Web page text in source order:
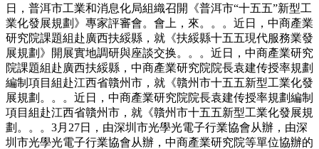
日，普洱市工業和消息化局組織召開《普洱市“十五五”新型工
業化發展規劃》專家評審會。會上，來。。。近日，中商產業
研究院課題組赴廣西扶綏縣，就《扶綏縣十五五現代服務業發
展規劃》開展實地調研與座談交换。。。近日，中商產業研究
院課題組赴廣西扶綏縣，中商產業研究院院長袁建传授率規劃
編制項目組赴江西省贛州市，就《贛州市十五五新型工業化發
展規劃。。。近日，中商產業研究院院長袁建传授率規劃編制
項目組赴江西省贛州市，就《贛州市十五五新型工業化發展規
劃。。。3月27日，由深圳市光學光電子行業協會从辦，由深
圳市光學光電子行業協會从辦，中商產業研究院等單位協辦的